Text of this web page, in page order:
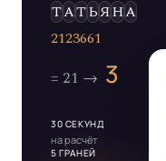
ЭЛЬД
30 СЕКУНД
на расчёт
5 ГРАНЕЙ